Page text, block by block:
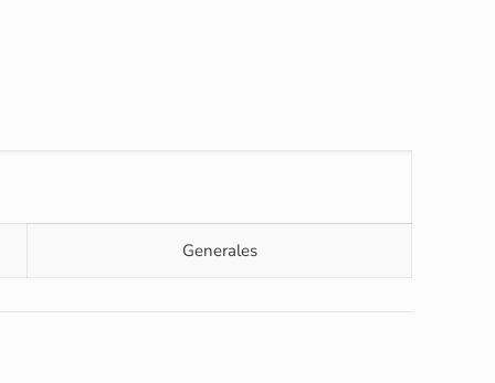
Generales